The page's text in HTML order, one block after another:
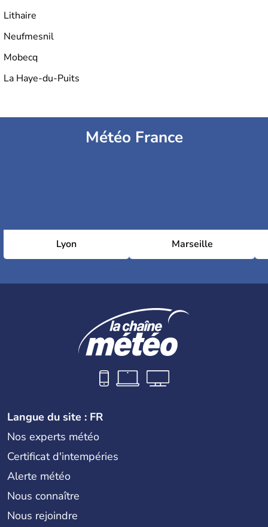
Lithaire
Neufmesnil
Mobecq
La Haye-du-Puits
Météo France
Lyon Marseille
Langue du site : FR
Nos experts météo
Certificat d'intempéries
Alerte météo
Nous connaître
Nous rejoindre